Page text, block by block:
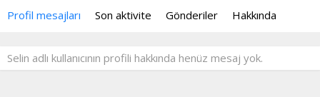
Profil mesajları Son aktivite Gönderiler Hakkında
Selin adlı kullanıcının profili hakkında henüz mesaj yok.